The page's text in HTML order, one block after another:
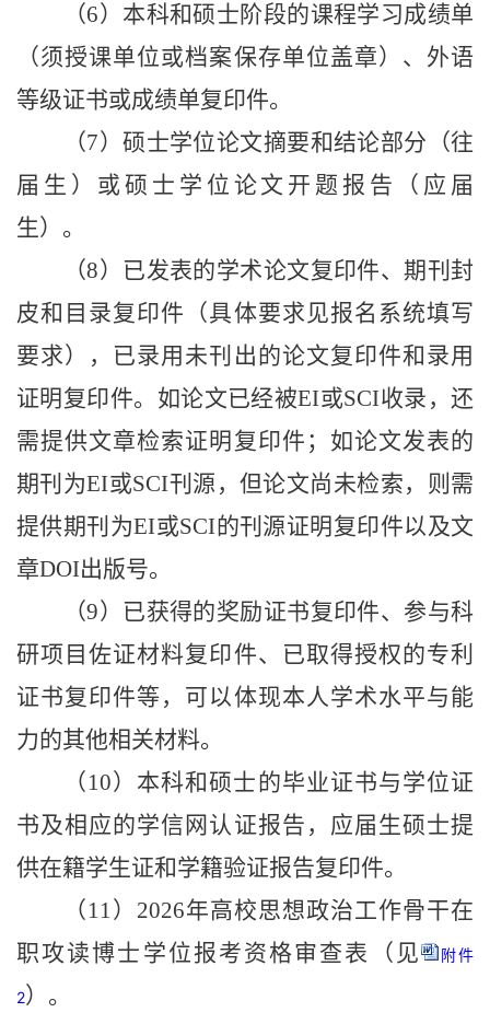
（6）本科和硕士阶段的课程学习成绩单
（须授课单位或档案保存单位盖章）、外语
等级证书或成绩单复印件。
（7）硕士学位论文摘要和结论部分（往
届生）或硕士学位论文开题报告（应届
生）。
（8）已发表的学术论文复印件、期刊封
皮和目录复印件（具体要求见报名系统填写
要求），已录用未刊出的论文复印件和录用
证明复印件。如论文已经被EI或SCI收录，还
需提供文章检索证明复印件；如论文发表的
期刊为EI或SCI刊源，但论文尚未检索，则需
提供期刊为EI或SCI的刊源证明复印件以及文
章DOI出版号。
（9）已获得的奖励证书复印件、参与科
研项目佐证材料复印件、已取得授权的专利
证书复印件等，可以体现本人学术水平与能
力的其他相关材料。
（ 10）本科和硕士的毕业证书与学位证
书及相应的学信网认证报告，应届生硕士提
供在籍学生证和学籍验证报告复印件。
（ 11） 2026年高校思想政治工作骨干在
职攻读博士学位报考资格审查表（见
附件
2）。